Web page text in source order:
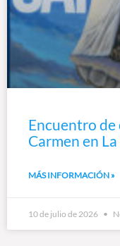
Encuentro de
Carmen en
MÁS INFORMACIÓN »
10 de julio de 2026